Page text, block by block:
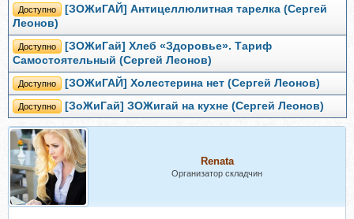
Доступно
[ЗОЖиГАЙ] Антицеллюлитная тарелка (Сергей
Леонов)
Доступно
[ЗОЖиГай] Хлеб «Здоровье». Тариф
Самостоятельный (Сергей Леонов)
Доступно [ЗОЖиГАЙ] Холестерина нет (Сергей Леонов)
Доступно [ЗоЖиГай] ЗОЖигай на кухне (Сергей Леонов)
Renata
Организатор складчин